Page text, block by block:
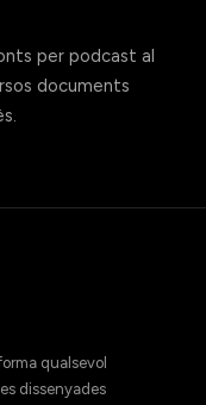
per podcast al
documents
qualsevol
dissenyades